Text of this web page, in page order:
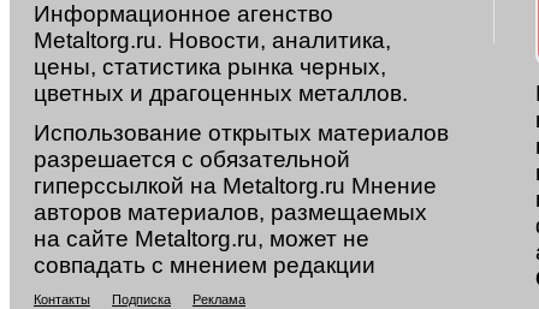
Информационное агенство
Metaltorg.ru. Новости, аналитика,
цены, статистика рынка черных,
цветных и драгоценных металлов.
Использование открытых материалов
разрешается с обязательной
гиперссылкой на Metaltorg.ru Мнение
авторов материалов, размещаемых
на сайте Metaltorg.ru, может не
совпадать с мнением редакции
Контакты Подписка Реклама